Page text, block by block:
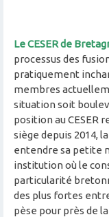
Le CESER de
processus des
pratiquement
membres
situation soit
position au CESER
siège depuis 2014,
entendre sa petite
institution où le
particularité
des plus fortes
pèse pour près de